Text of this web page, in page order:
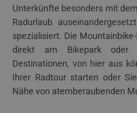
Unterkünfte besonders mit
Radurlaub
spezialisiert. Die
direkt am Bikepark
Destinationen, von hier aus
Ihrer Radtour starten oder
Nähe von atemberaubenden